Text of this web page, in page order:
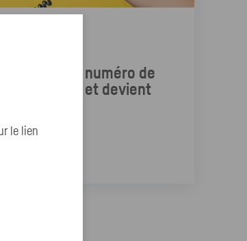
ère, notre numéro de
évolue... et devient
le lien